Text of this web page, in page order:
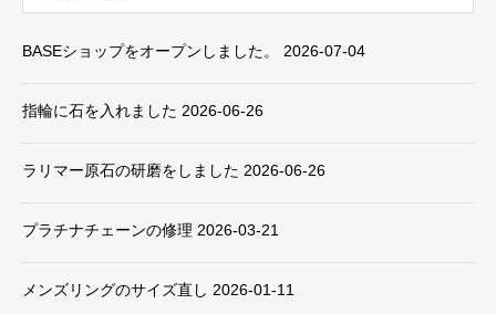
BASEショップをオープンしました。 2026-07-04
指輪に石を入れました 2026-06-26
ラリマー原石の研磨をしました 2026-06-26
プラチナチェーンの修理 2026-03-21
メンズリングのサイズ直し 2026-01-11